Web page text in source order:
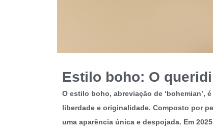
Estilo boho: O
O estilo boho, abreviação de ‘bohemian’,
liberdade e originalidade. Composto por
uma aparência única e despojada. Em